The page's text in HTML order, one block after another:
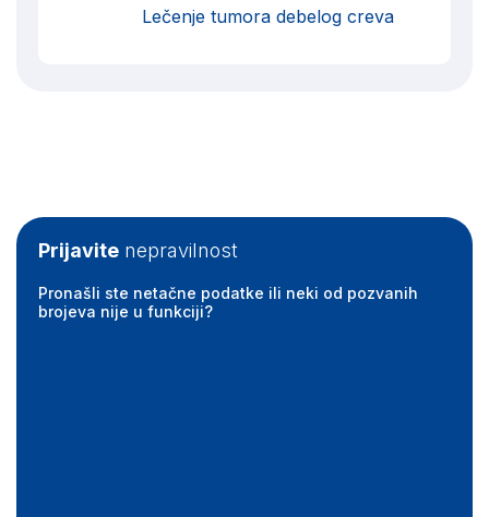
Lečenje tumora debelog creva
Prijavite nepravilnost
Pronašli ste netačne podatke ili neki od pozvanih
brojeva nije u funkciji?